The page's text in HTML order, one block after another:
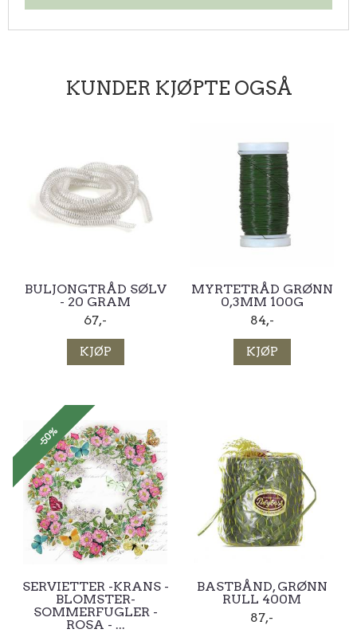
KUNDER KJØPTE OGSÅ
BULJONGTRÅD SØLV
- 20 GRAM
67,-
KJØP
MYRTETRÅD GRØNN
0,3MM 100G
84,-
KJØP
-50%
SERVIETTER -KRANS -
BLOMSTER-
SOMMERFUGLER -
ROSA - ...
BASTBÅND, GRØNN
RULL 400M
87,-